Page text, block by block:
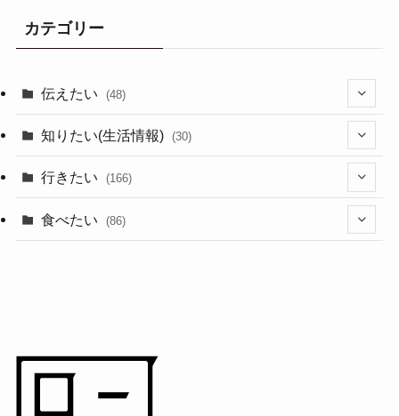
カテゴリー
伝えたい (48)
(44)
(1)
知りたい(生活情報) (30)
(10)
(11)
行きたい (166)
(18)
食べたい (86)